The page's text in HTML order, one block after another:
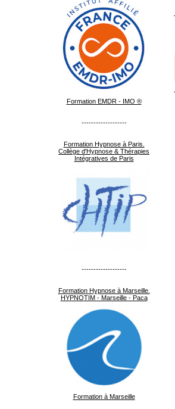
Formation EMDR - IMO ®
-------------------
Formation Hypnose à Paris.
Collège d'Hypnose & Thérapies
Intégratives de Paris
-------------------
Formation Hypnose à Marseille.
HYPNOTIM - Marseille - Paca
Formation à Marseille